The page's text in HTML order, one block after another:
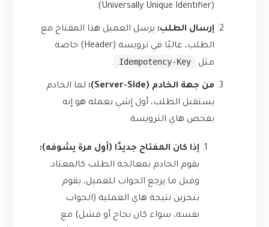
(Universally Unique Identifier).
إرسال الطلب: يرسل العميل هذا المفتاح مع
الطلب، غالبًا في ترويسة (Header) خاصة
مثل
Idempotency-Key
.
من جهة الخادم (Server-Side):
لما الخادم
يستقبل الطلب، أول إشي بعمله هو إنه
بفحص هاي الترويسة.
إذا كان المفتاح جديدًا (أول مرة يشوفه):
يقوم الخادم بمعالجة الطلب كالمعتاد.
وقبل ما يرجع الجواب للعميل، بقوم
بتخزين نتيجة هاي العملية (الجواب
نفسه، سواء كان نجاح أو فشل) مع